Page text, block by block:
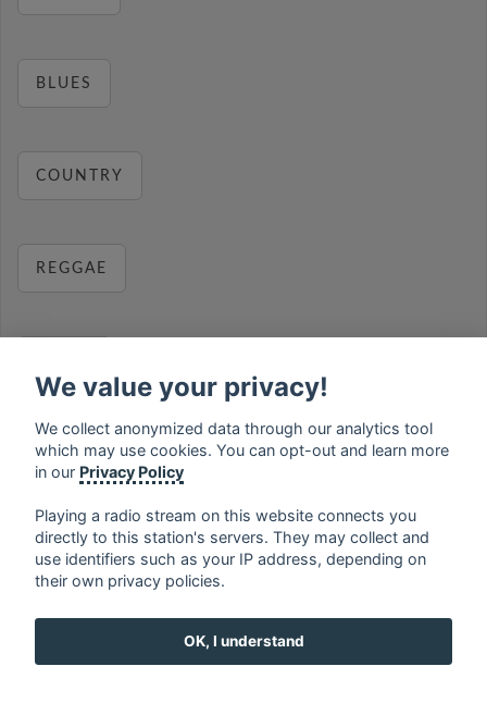
BLUES
COUNTRY
REGGAE
MUSIC
français ⋅ english ⋅ deutsch
ελληνικά
⋅ norsk ⋅ suomi
We value your privacy!
We collect anonymized data through our analytics tool
which may use cookies. You can opt-out and learn more
in our Privacy Policy
Playing a radio stream on this website connects you
directly to this station's servers. They may collect and
use identifiers such as your IP address, depending on
their own privacy policies.
OK, I understand